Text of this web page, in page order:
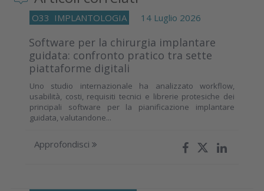
O33 IMPLANTOLOGIA 14 Luglio 2026
Software per la chirurgia implantare
guidata: confronto pratico tra sette
piattaforme digitali
Uno studio internazionale ha analizzato workflow,
usabilità, costi, requisiti tecnici e librerie protesiche dei
principali software per la pianificazione implantare
guidata, valutandone...
Approfondisci